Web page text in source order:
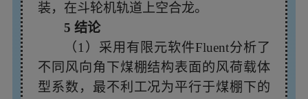
装，在斗轮机轨道上空合龙。
5 结论
（1）采用有限元软件Fluent分析了
不同风向角下煤棚结构表面的风荷载体
型系数，最不利工况为平行于煤棚下的